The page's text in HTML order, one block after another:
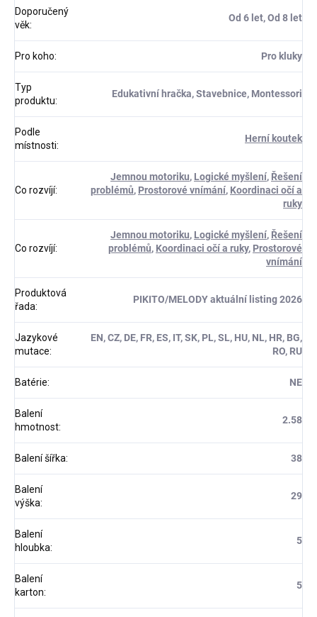
Doporučený
věk:
Od 6 let, Od 8 let
Pro koho: Pro kluky
Typ
produktu:
Edukativní hračka, Stavebnice, Montessori
Podle
místnosti:
Herní koutek
Co rozvíjí:
Jemnou motoriku, Logické myšlení, Řešení
problémů, Prostorové vnímání, Koordinaci očí a
ruky
Co rozvíjí:
Jemnou motoriku, Logické myšlení, Řešení
problémů, Koordinaci očí a ruky, Prostorové
vnímání
Produktová
řada:
PIKITO/MELODY aktuální listing 2026
Jazykové
mutace:
EN, CZ, DE, FR, ES, IT, SK, PL, SL, HU, NL, HR, BG,
RO, RU
Batérie: NE
Balení
hmotnost:
2.58
Balení šířka: 38
Balení
výška:
29
Balení
hloubka:
5
Balení
karton:
5